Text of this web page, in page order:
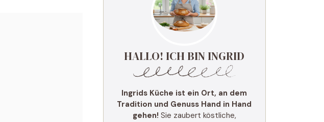
HALLO! ICH BIN INGRID
Ingrids Küche ist ein Ort, an dem
Tradition und Genuss Hand in Hand
gehen! Sie zaubert köstliche,